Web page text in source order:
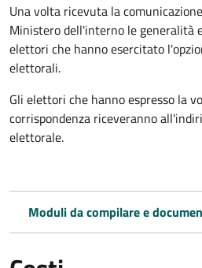
Una volta ricevuta la
Ministero dell'interno le generalità
elettori che hanno esercitato
elettorali.
Gli elettori che hanno espresso la
corrispondenza riceveranno
elettorale.
Moduli da compilare e